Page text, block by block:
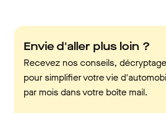
Envie d'aller plus loin ?
Recevez nos conseils,
pour simplifier votre vie
par mois dans votre boîte mail.